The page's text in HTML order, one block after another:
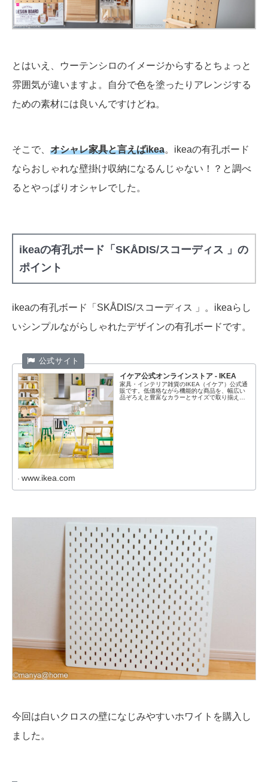
とはいえ、ウーテンシロのイメージからするとちょっと
雰囲気が違いますよ。自分で色を塗ったりアレンジする
ための素材には良いんですけどね。
そこで、 オシャレ家具と言えばikea。ikeaの有孔ボード
ならおしゃれな壁掛け収納になるんじゃない！？と調べ
るとやっぱりオシャレでした。
ikeaの有孔ボード「SKÅDIS/スコーディス 」の
ポイント
ikeaの有孔ボード「SKÅDIS/スコーディス 」。ikeaらし
いシンプルながらしゃれたデザインの有孔ボードです。
イケア公式オンラインストア - IKEA
家具・インテリア雑貨のIKEA（イケア）公式通
販です。低価格ながら機能的な商品を、幅広い
品ぞろえと豊富なカラーとサイズで取り揃えて
www.ikea.com
今回は白いクロスの壁になじみやすいホワイトを購入し
ました。